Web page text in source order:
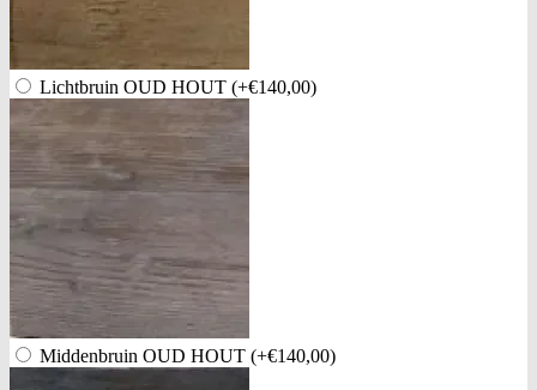
Lichtbruin OUD HOUT (+€140,00)
Middenbruin OUD HOUT (+€140,00)